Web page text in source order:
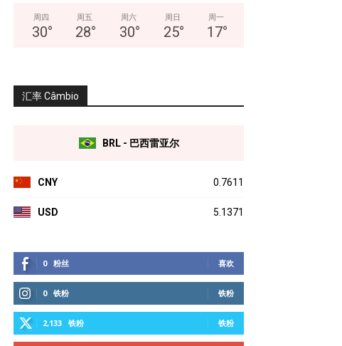
周四
30°
周五
28°
周六
30°
周日
25°
周一
17°
汇率 Câmbio
BRL - 巴西雷亚尔
CNY 0.7611
USD 5.1371
0 粉丝 喜欢
0 铁粉 铁粉
2,133 铁粉 铁粉